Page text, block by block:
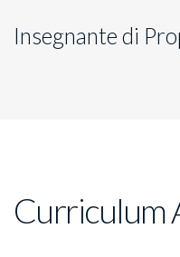
Insegnante di
Curriculum